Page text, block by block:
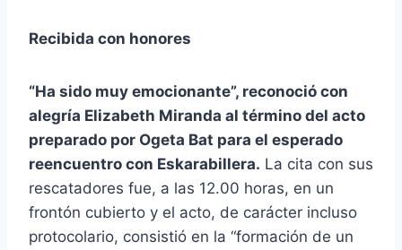
Recibida con honores
“Ha sido muy emocionante”, reconoció con
alegría Elizabeth Miranda al término del acto
preparado por Ogeta Bat para el esperado
reencuentro con Eskarabillera. La cita con sus
rescatadores fue, a las 12.00 horas, en un
frontón cubierto y el acto, de carácter incluso
protocolario, consistió en la “formación de un